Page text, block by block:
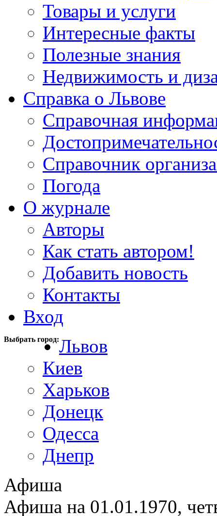
Товары и услуги
Интересные факты
Полезные знания
Недвижимость и
Справка о Львове
Справочная
Справочник
Погода
О журнале
Авторы
Как стать автором!
Добавить новость
Контакты
Вход
Выбрать город:Львов
Киев
Харьков
Донецк
Одесса
Днепр
Афиша
Афиша на 01.01.1970,